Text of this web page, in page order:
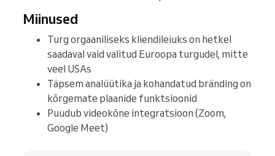
Miinused
Turg orgaaniliseks kliendileiuks on hetkel
saadaval vaid valitud Euroopa turgudel, mitte
veel USAs
Täpsem analüütika ja kohandatud bränding on
kõrgemate plaanide funktsioonid
Puudub videokõne integratsioon (Zoom,
Google Meet)